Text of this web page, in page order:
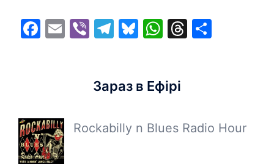
Facebook
EmailViberTelegram
Bluesky
WhatsApp
Threads
Зараз в Ефірі
Rockabilly n Blues Radio Hour